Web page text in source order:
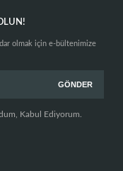
olmak için e-bültenimize
Kabul Ediyorum.